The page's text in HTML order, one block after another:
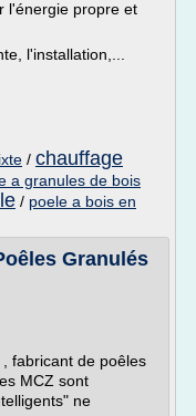
l'énergie propre et
l'installation,...
/ chauffage
a granules de bois
/ poele a bois en
Granulés
fabricant de poêles
MCZ sont
ne